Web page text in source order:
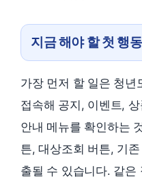
지금 해야 할 첫 행동
가장 먼저 할 일은 청년
접속해 공지, 이벤트,
안내 메뉴를 확인하는
튼, 대상조회 버튼, 기
출될 수 있습니다. 같은